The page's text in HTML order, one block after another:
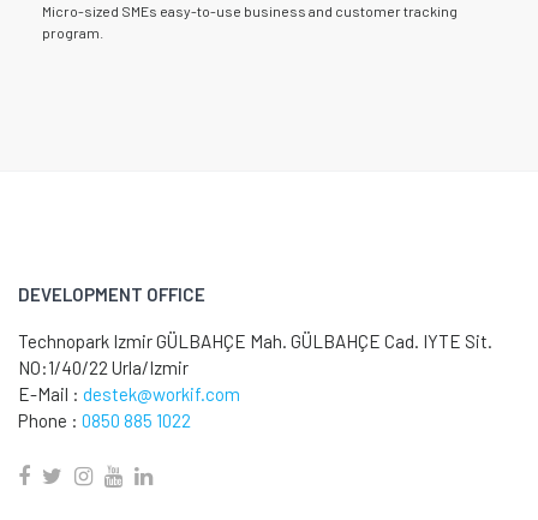
Micro-sized SMEs easy-to-use business and customer tracking
program.
DEVELOPMENT OFFICE
Technopark Izmir GÜLBAHÇE Mah. GÜLBAHÇE Cad. IYTE Sit.
NO:1/40/22 Urla/Izmir
E-Mail : destek@workif.com
Phone : 0850 885 1022